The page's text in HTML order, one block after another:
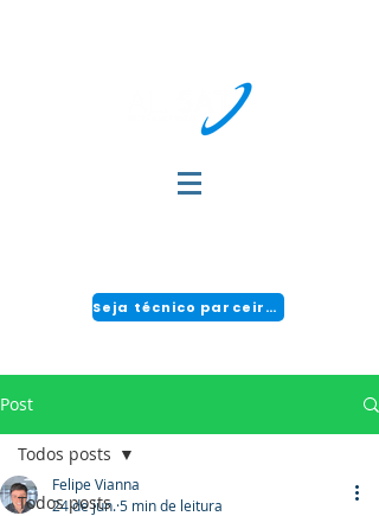
Seja técnico parceiro!
Post
Todos posts
Todos posts
Felipe Vianna
24 de jun.5 min de leitura